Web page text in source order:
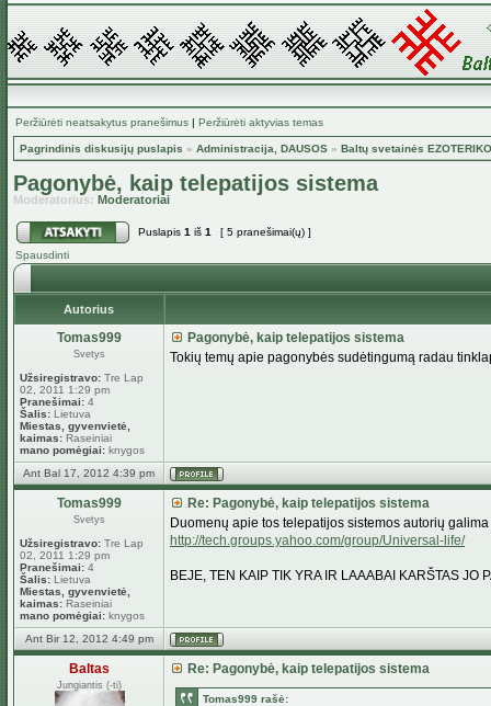
Peržiūrėti neatsakytus pranešimus | Peržiūrėti aktyvias temas
Pagrindinis diskusijų puslapis » Administracija, DAUSOS » Baltų svetainės
Pagonybė, kaip telepatijos sistema
Moderatorius: Moderatoriai
Puslapis 1 iš 1
[ 5 pranešimai(ų) ]
Spausdinti
Autorius
Tomas999
Svetys
Užsiregistravo: Tre Lap
02, 2011 1:29 pm
Pranešimai: 4
Šalis: Lietuva
Miestas, gyvenvietė,
kaimas: Raseiniai
mano pomėgiai: knygos
Pagonybė, kaip telepatijos sistema
Tokių temų apie pagonybės sudėtingumą radau
Ant Bal 17, 2012 4:39 pm
Tomas999
Svetys
Užsiregistravo: Tre Lap
02, 2011 1:29 pm
Pranešimai: 4
Šalis: Lietuva
Miestas, gyvenvietė,
kaimas: Raseiniai
mano pomėgiai: knygos
Re: Pagonybė, kaip telepatijos sistema
Duomenų apie tos telepatijos sistemos autorių
http://tech.groups.yahoo.com/group/Universal-life/
BEJE, TEN KAIP TIK YRA IR LAAABAI KARŠTAS JO
Ant Bir 12, 2012 4:49 pm
Baltas
Jungiantis (-ti)
Re: Pagonybė, kaip telepatijos sistema
Tomas999 rašė: